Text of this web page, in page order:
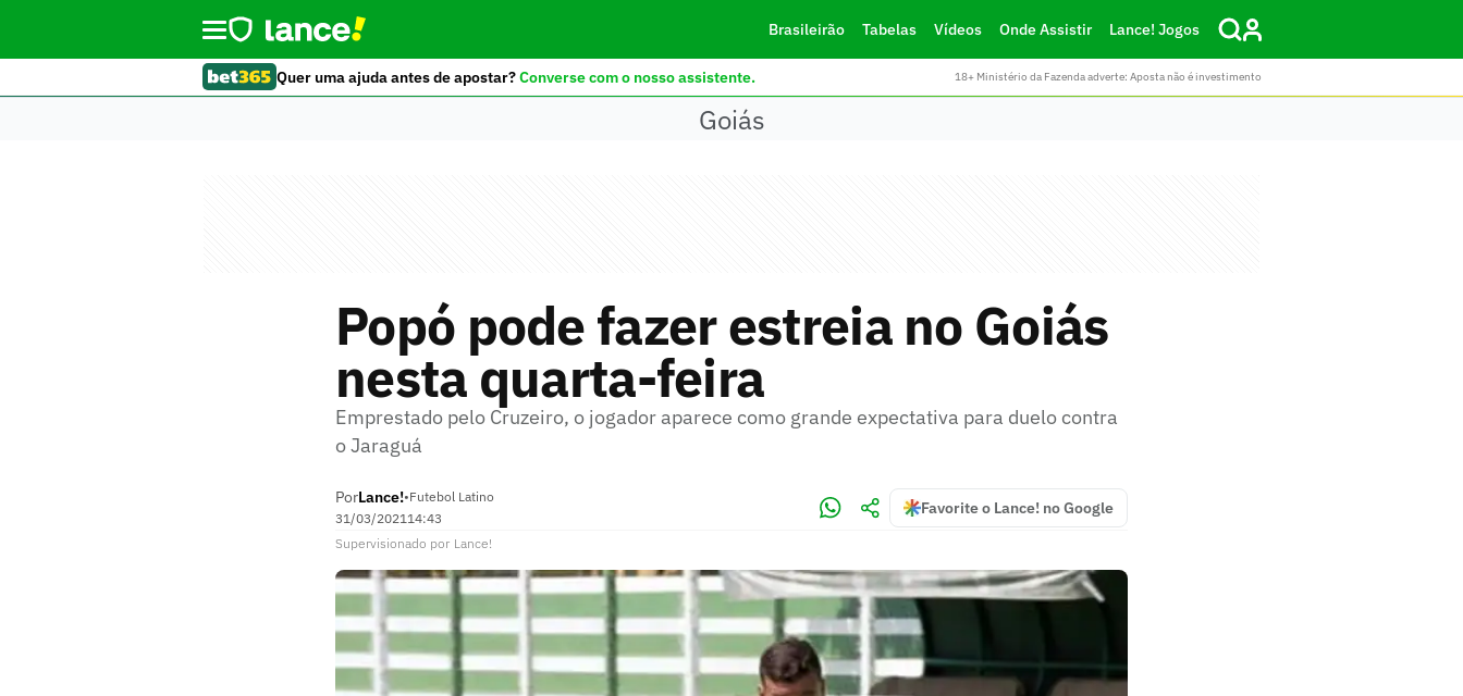
Brasileirão Tabelas Vídeos Onde Assistir Lance! Jogos
Quer uma ajuda antes de apostar?Converse com o nosso assistente. 18+ Ministério da Fazenda adverte: Aposta não é investimento
Goiás
Popó pode fazer estreia no Goiás
nesta quarta-feira
Emprestado pelo Cruzeiro, o jogador aparece como grande expectativa para duelo contra
o Jaraguá
PorLance!•Futebol Latino
31/03/202114:43
Favorite o Lance! no Google
Supervisionado por Lance!